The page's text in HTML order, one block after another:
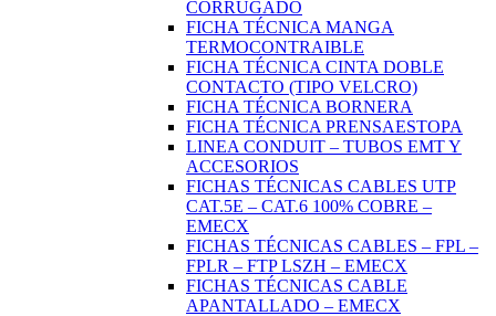
CORRUGADO
FICHA TÉCNICA MANGA
TERMOCONTRAIBLE
FICHA TÉCNICA CINTA DOBLE
CONTACTO (TIPO VELCRO)
FICHA TÉCNICA BORNERA
FICHA TÉCNICA PRENSAESTOPA
LINEA CONDUIT – TUBOS EMT Y
ACCESORIOS
FICHAS TÉCNICAS CABLES UTP
CAT.5E – CAT.6 100% COBRE –
EMECX
FICHAS TÉCNICAS CABLES – FPL –
FPLR – FTP LSZH – EMECX
FICHAS TÉCNICAS CABLE
APANTALLADO – EMECX